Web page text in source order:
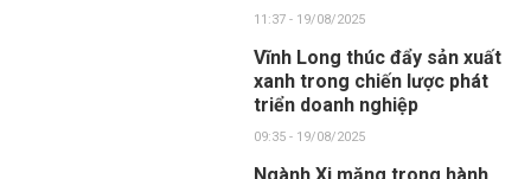
11:37 - 19/08/2025
Vĩnh Long thúc đẩy sản xuất
xanh trong chiến lược phát
triển doanh nghiệp
09:35 - 19/08/2025